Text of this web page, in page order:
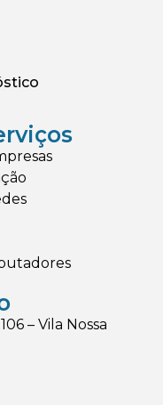
– Vila Nossa